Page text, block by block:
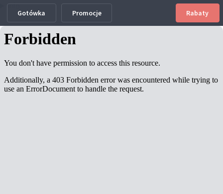
Gotówka Promocje Rabaty
Info